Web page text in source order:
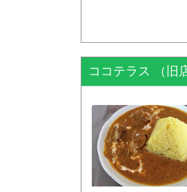
ココテラス （旧